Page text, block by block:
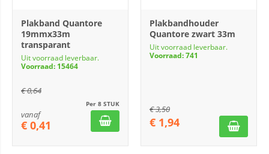
Plakband Quantore
19mmx33m
transparant
Uit voorraad leverbaar.
Voorraad: 15464
€0,64
Per 8 STUK
vanaf
€ 0,41
Plakbandhouder
Quantore zwart 33m
Uit voorraad leverbaar.
Voorraad: 741
€3,50
€ 1,94